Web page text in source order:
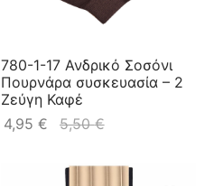
780-1-17 Ανδρικό Σοσόνι
Πουρνάρα συσκευασία – 2
Ζεύγη Καφέ
4,95 € 5,50€